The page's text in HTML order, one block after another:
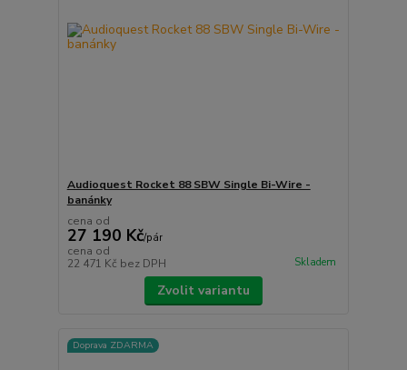
Audioquest Rocket 88 SBW Single Bi-Wire -
banánky
cena od
27 190 Kč/pár
cena od
22 471 Kč bez DPH Skladem
Zvolit variantu
Doprava ZDARMA